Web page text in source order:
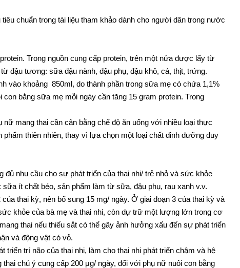
chuẩn trong tài liệu tham khảo dành cho người dân trong nước
Trong nguồn cung cấp protein, trên một nửa được lấy từ
đậu tương: sữa đậu nành, đậu phụ, đậu khô, cá, thịt, trứng.
vào khoảng 850ml, do thành phần trong sữa mẹ có chứa 1,1%
bằng sữa mẹ mỗi ngày cần tăng 15 gram protein. Trong
mang thai cần cân bằng chế độ ăn uống với nhiều loại thực
thiên nhiên, thay vì lựa chọn một loại chất dinh dưỡng duy
nhu cầu cho sự phát triển của thai nhi/ trẻ nhỏ và sức khỏe
ít chất béo, sản phẩm làm từ sữa, đậu phụ, rau xanh v.v.
thai kỳ, nên bổ sung 15 mg/ ngày. Ở giai đoạn 3 của thai kỳ và
khỏe của bà mẹ và thai nhi, còn dự trữ một lượng lớn trong cơ
thai nếu thiếu sắt có thể gây ảnh hưởng xấu đến sự phát triển
và động vật có vỏ.
trí não của thai nhi, làm cho thai nhi phát triển chậm và hệ
chú ý cung cấp 200 μg/ ngày, đối với phụ nữ nuôi con bằng